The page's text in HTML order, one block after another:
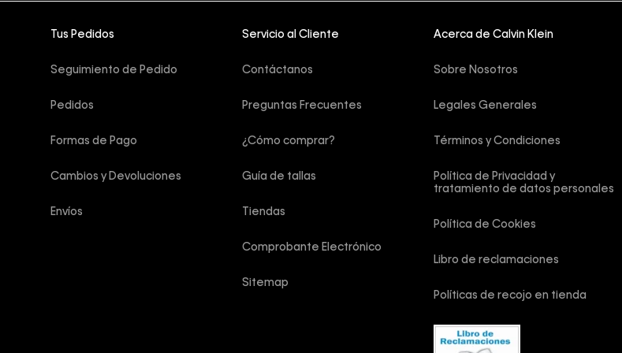
Tus Pedidos
Seguimiento de Pedido
Pedidos
Formas de Pago
Cambios y Devoluciones
Envíos
Servicio al Cliente
Contáctanos
Preguntas Frecuentes
¿Cómo comprar?
Guía de tallas
Tiendas
Comprobante Electrónico
Sitemap
Acerca de Calvin Klein
Sobre Nosotros
Legales Generales
Términos y Condiciones
Política de Privacidad y
tratamiento de datos personales
Política de Cookies
Libro de reclamaciones
Políticas de recojo en tienda